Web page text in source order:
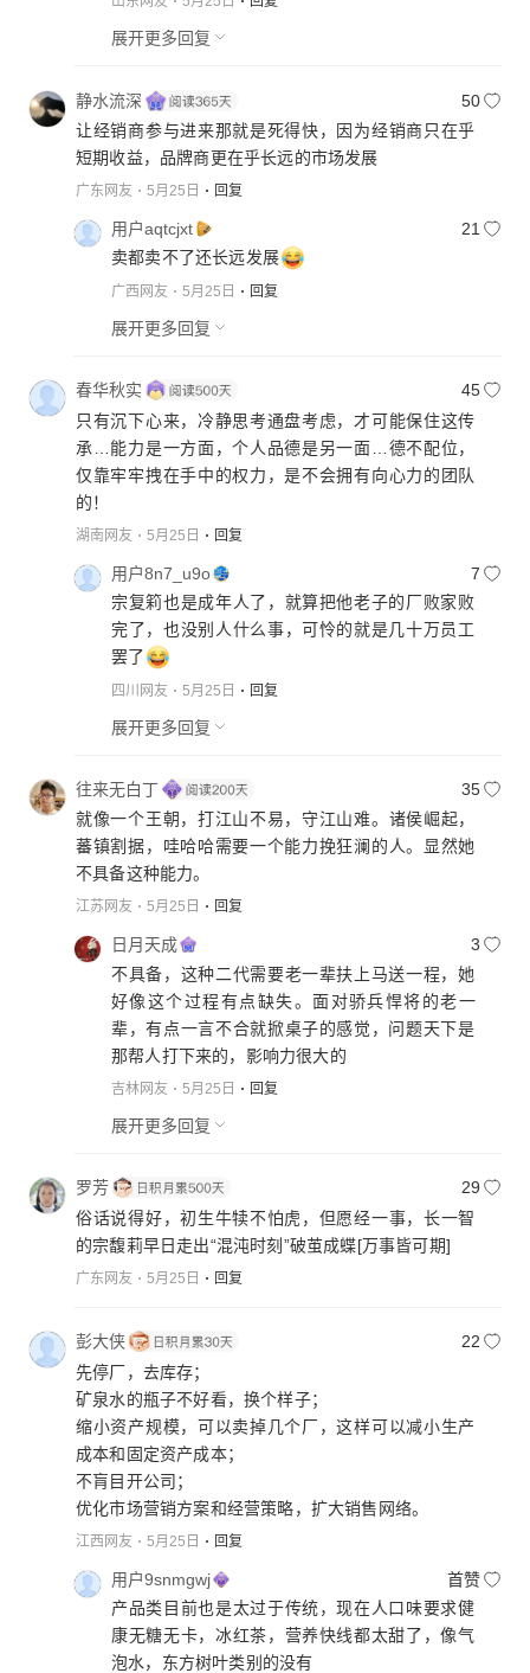
展开更多回复
静水流深
50
让经销商参与进来那就是死得快，因为经销商只在乎
短期收益，品牌商更在乎长远的市场发展
广东网友 5月25日 回复
用户aqtcjxt
21
卖都卖不了还长远发展
广西网友 5月25日 回复
展开更多回复
春华秋实
45
只有沉下心来，冷静思考通盘考虑，才可能保住这传
承…能力是一方面，个人品德是另一面…德不配位，
仅靠牢牢拽在手中的权力，是不会拥有向心力的团队
的！
湖南网友 5月25日 回复
用户8n7_u9o
7
宗复筣也是成年人了，就算把他老子的厂败家败
完了，也没别人什么事，可怜的就是几十万员工
罢了
四川网友 5月25日 回复
展开更多回复
往来无白丁
35
就像一个王朝，打江山不易，守江山难。诸侯崛起，
蕃镇割据，哇哈哈需要一个能力挽狂澜的人。显然她
不具备这种能力。
江苏网友 5月25日 回复
日月天成
3
不具备，这种二代需要老一辈扶上马送一程，她
好像这个过程有点缺失。面对骄兵悍将的老一
辈，有点一言不合就掀桌子的感觉，问题天下是
那帮人打下来的，影响力很大的
吉林网友 5月25日 回复
展开更多回复
罗芳
29
俗话说得好，初生牛犊不怕虎，但愿经一事，长一智
的宗馥莉早日走出“混沌时刻”破茧成蝶[万事皆可期]
广东网友 5月25日 回复
彭大侠
22
先停厂，去库存；
矿泉水的瓶子不好看，换个样子；
缩小资产规模，可以卖掉几个厂，这样可以减小生产
成本和固定资产成本；
不肓目开公司；
优化市场营销方案和经营策略，扩大销售网络。
江西网友 5月25日 回复
用户9snmgwj
首赞
产品类目前也是太过于传统，现在人口味要求健
康无糖无卡，冰红茶，营养快线都太甜了，像气
泡水，东方树叶类别的没有